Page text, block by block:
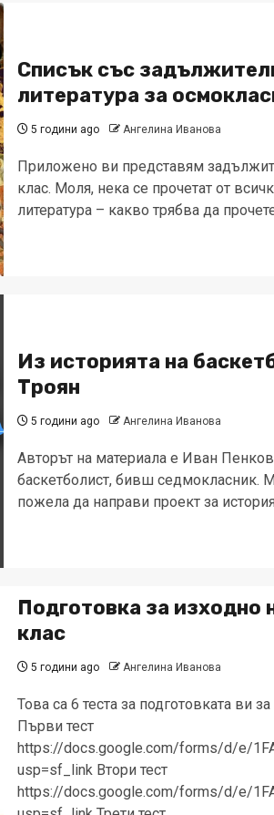
Списък със
литература за
5 години ago Ангелина Иванова
Приложено ви представям
клас. Моля, нека се прочетат от
литература – какво трябва да
Из историята на
Троян
5 години ago Ангелина Иванова
Авторът на материала е Иван
баскетболист, бивш седмокласник.
пожела да направи проект за
Подготовка за изходно
клас
5 години ago Ангелина Иванова
Това са 6 теста за подготовката ви
Първи тест
https://docs.google.com/forms/d/e/
usp=sf_link Втори тест
https://docs.google.com/forms/d/e/